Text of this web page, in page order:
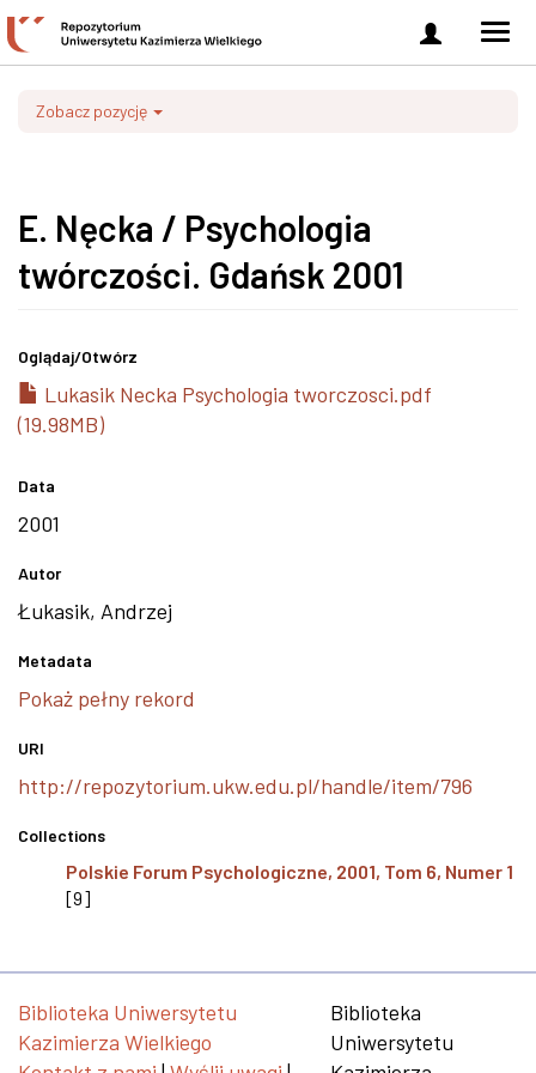
Zaloguj
się
Zobacz pozycję
E. Nęcka / Psychologia
twórczości. Gdańsk 2001
Oglądaj/Otwórz
Lukasik Necka Psychologia tworczosci.pdf
(19.98MB)
Data
2001
Autor
Łukasik, Andrzej
Metadata
Pokaż pełny rekord
URI
http://repozytorium.ukw.edu.pl/handle/item/796
Collections
Polskie Forum Psychologiczne, 2001, Tom 6, Numer 1
[9]
Biblioteka Uniwersytetu
Kazimierza Wielkiego
Biblioteka
Uniwersytetu